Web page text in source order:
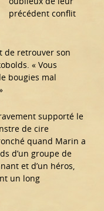
précédent conflit
de retrouver son
« Vous
bougies mal
supporté le
de cire
quand Marin a
d’un groupe de
et d’un héros,
un long